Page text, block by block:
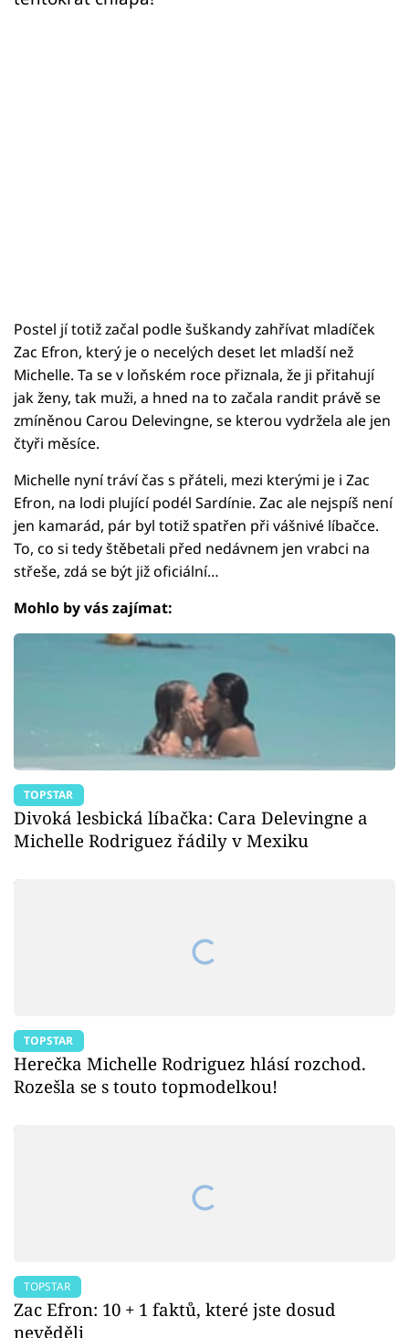
Postel jí totiž začal podle šuškandy zahřívat mladíček
Zac Efron, který je o necelých deset let mladší než
Michelle. Ta se v loňském roce přiznala, že ji přitahují
jak ženy, tak muži, a hned na to začala randit právě se
zmíněnou Carou Delevingne, se kterou vydržela ale jen
čtyři měsíce.
Michelle nyní tráví čas s přáteli, mezi kterými je i Zac
Efron, na lodi plující podél Sardínie. Zac ale nejspíš není
jen kamarád, pár byl totiž spatřen při vášnivé líbačce.
To, co si tedy štěbetali před nedávnem jen vrabci na
střeše, zdá se být již oficiální…
Mohlo by vás zajímat:
TOPSTAR
Divoká lesbická líbačka: Cara Delevingne a
Michelle Rodriguez řádily v Mexiku
TOPSTAR
Herečka Michelle Rodriguez hlásí rozchod.
Rozešla se s touto topmodelkou!
TOPSTAR
Zac Efron: 10 + 1 faktů, které jste dosud
nevěděli